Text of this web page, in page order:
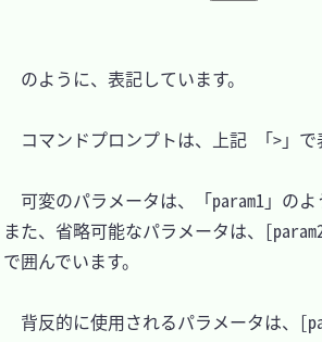
のように、表記しています。
コマンドプロンプトは、上記 「>」で
可変のパラメータは、「param1」のよ
また、省略可能なパラメータは、
で囲んでいます。
背反的に使用されるパラメータは、